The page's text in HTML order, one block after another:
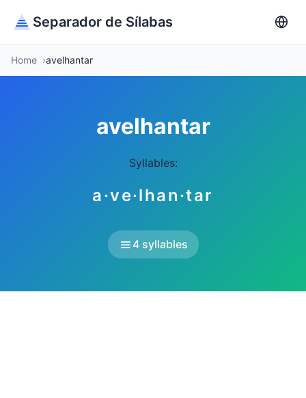
Separador de Sílabas
Home avelhantar
avelhantar
Syllables:
a·ve·lhan·tar
4 syllables